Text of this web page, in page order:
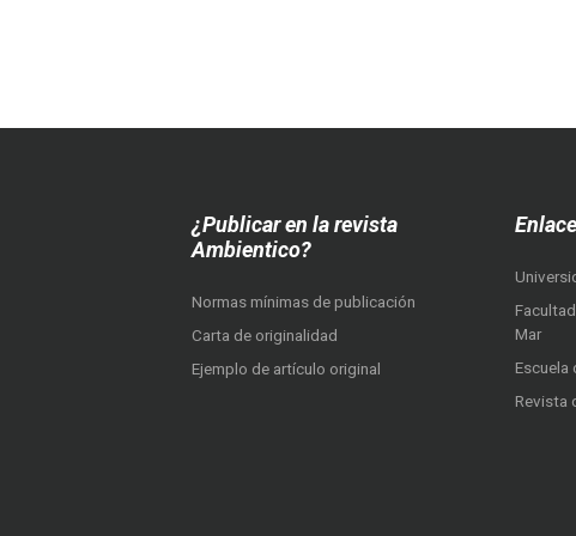
¿Publicar en la revista
Ambientico?
Normas mínimas de publicación
Carta de originalidad
Ejemplo de artículo original
Mar
Escuela
Revista